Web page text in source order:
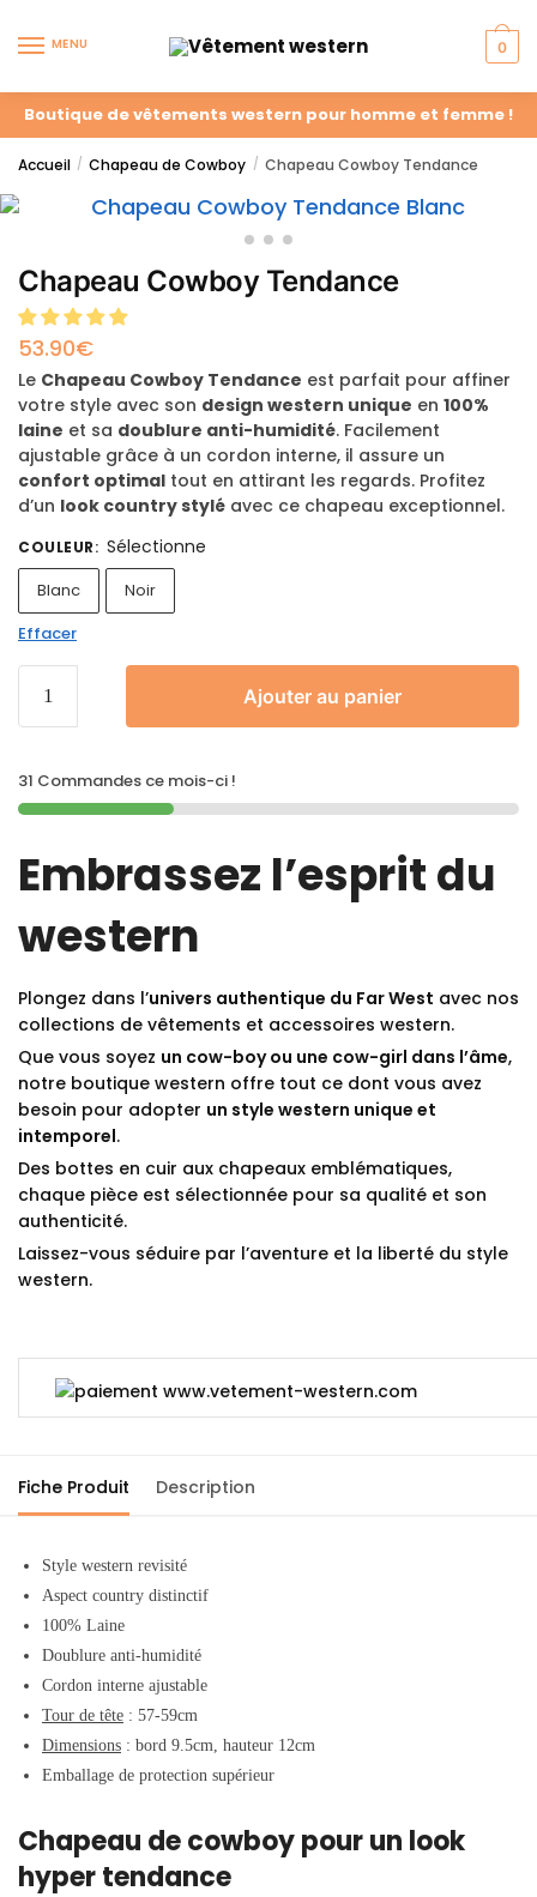
MENU 0
Boutique de vêtements western pour homme et femme !
Accueil / Chapeau de Cowboy / Chapeau Cowboy Tendance
Chapeau Cowboy Tendance
53.90€
Le Chapeau Cowboy Tendance est parfait pour affiner
votre style avec son design western unique en 100%
laine et sa doublure anti-humidité. Facilement
ajustable grâce à un cordon interne, il assure un
confort optimal tout en attirant les regards. Profitez
d’un look country stylé avec ce chapeau exceptionnel.
COULEUR: Sélectionne
Blanc
Noir
Effacer
Ajouter au panier
31 Commandes ce mois-ci !
Embrassez l’esprit du
western
Plongez dans l’univers authentique du Far West avec nos
collections de vêtements et accessoires western.
Que vous soyez un cow-boy ou une cow-girl dans l’âme,
notre boutique western offre tout ce dont vous avez
besoin pour adopter un style western unique et
intemporel.
Des bottes en cuir aux chapeaux emblématiques,
chaque pièce est sélectionnée pour sa qualité et son
authenticité.
Laissez-vous séduire par l’aventure et la liberté du style
western.
Fiche Produit Description
Style western revisité
Aspect country distinctif
100% Laine
Doublure anti-humidité
Cordon interne ajustable
Tour de tête : 57-59cm
Dimensions : bord 9.5cm, hauteur 12cm
Emballage de protection supérieur
Chapeau de cowboy pour un look
hyper tendance